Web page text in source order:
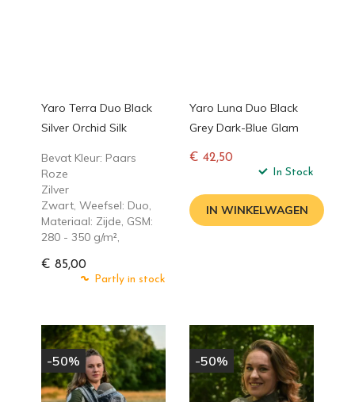
Yaro Terra Duo Black
Silver Orchid Silk
Bevat Kleur: Paars
Roze
Zilver
Zwart, Weefsel: Duo,
Materiaal: Zijde, GSM:
280 - 350 g/m²,
€ 85,00
Partly in stock
Yaro Luna Duo Black
Grey Dark-Blue Glam
€ 42,50
In Stock
IN WINKELWAGEN
-50% -50%